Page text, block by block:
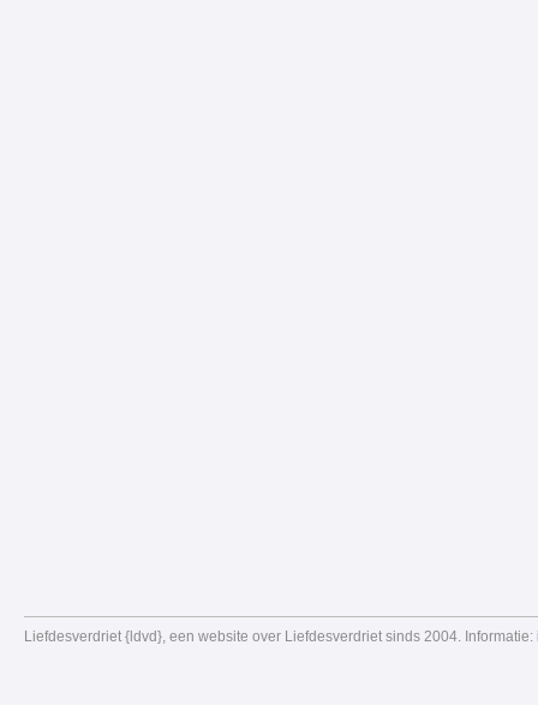
Liefdesverdriet {ldvd}, een website over Liefdesverdriet sinds 2004. Informatie: